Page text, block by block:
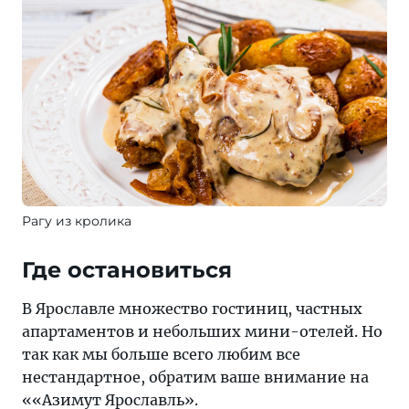
Рагу из кролика
Где остановиться
В Ярославле множество гостиниц, частных
апартаментов и небольших мини-отелей. Но
так как мы больше всего любим все
нестандартное, обратим ваше внимание на
««Азимут Ярославль».